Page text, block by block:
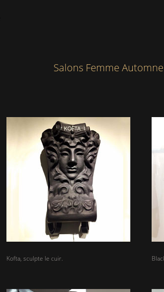
Salons Femme
Kofta, sculpte le cuir.